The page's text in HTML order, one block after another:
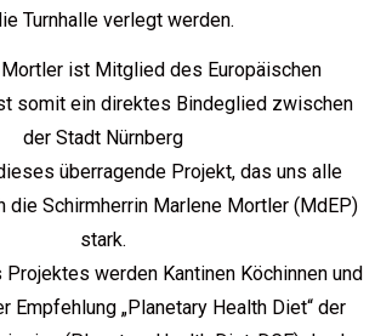
Turnhalle verlegt werden.
Mortler ist Mitglied des Europäischen
somit ein direktes Bindeglied zwischen
der Stadt Nürnberg
überragende Projekt, das uns alle
die Schirmherrin Marlene Mortler (MdEP)
stark.
werden Kantinen Köchinnen und
Empfehlung „Planetary Health Diet“ der